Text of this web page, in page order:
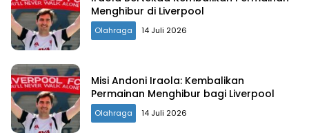
Menghibur di Liverpool
Olahraga 14 Juli 2026
Misi Andoni Iraola: Kembalikan
Permainan Menghibur bagi Liverpool
Olahraga 14 Juli 2026